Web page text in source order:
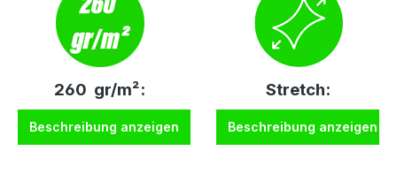
260 gr/m²:
Beschreibung anzeigen
Stretch:
Beschreibung anzeigen